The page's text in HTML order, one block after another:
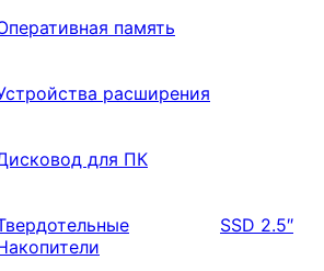
память
расширения
для ПК
SSD 2.5″